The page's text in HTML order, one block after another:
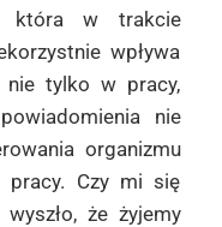
która w trakcie
wpływa
nie tylko w pracy,
nie
organizmu
pracy. Czy mi się
że żyjemy